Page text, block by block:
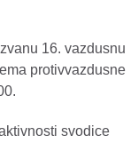
16. vazdusnu
protivvazdusne
svodice